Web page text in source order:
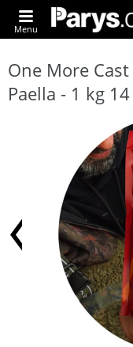
Menu
One More
Paella - 1 kg